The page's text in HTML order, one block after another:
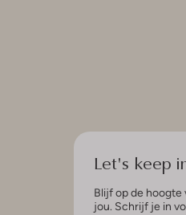
Let's keep
Blijf op de hoogte
jou. Schrijf je in